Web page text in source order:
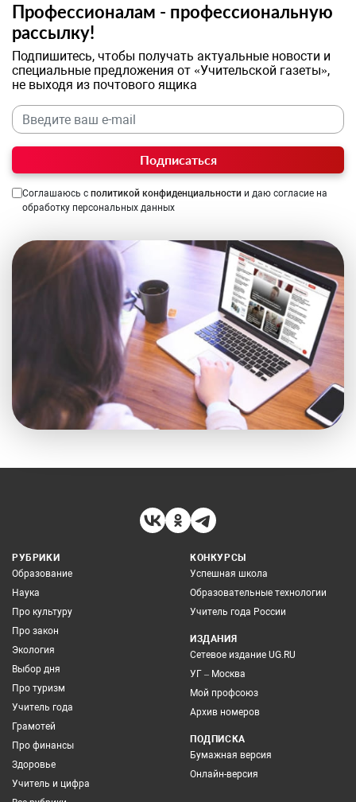
Профессионалам - профессиональную
рассылку!
Подпишитесь, чтобы получать актуальные новости и
специальные предложения от «Учительской газеты»,
не выходя из почтового ящика
Подписаться
Соглашаюсь с политикой конфиденциальности и даю согласие на
обработку персональных данных
РУБРИКИ
Образование
Наука
Про культуру
Про закон
Экология
Выбор дня
Про туризм
Учитель года
Грамотей
Про финансы
Здоровье
Учитель и цифра
КОНКУРСЫ
Успешная школа
Образовательные технологии
Учитель года России
ИЗДАНИЯ
Сетевое издание UG.RU
УГ – Москва
Мой профсоюз
Архив номеров
ПОДПИСКА
Бумажная версия
Онлайн-версия